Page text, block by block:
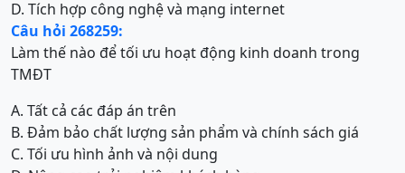
D. Tích hợp công nghệ và mạng internet
Câu hỏi 268259:
Làm thế nào để tối ưu hoạt động kinh doanh trong
TMĐT
A. Tất cả các đáp án trên
B. Đảm bảo chất lượng sản phẩm và chính sách giá
C. Tối ưu hình ảnh và nội dung